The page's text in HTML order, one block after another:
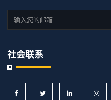
社会联系